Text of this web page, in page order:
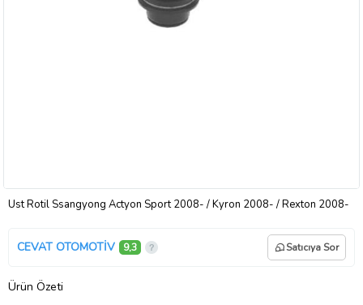
Üst Rotil Ssangyong Actyon Sport 2008- / Kyron 2008- / Rexton 2008-
CEVAT OTOMOTİV 9,3 Satıcıya Sor
Ürün Özeti